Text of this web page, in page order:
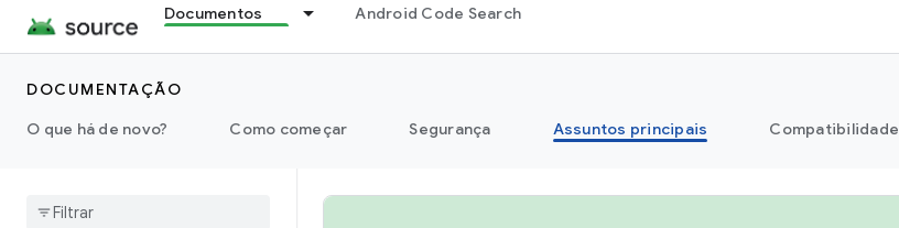
Documentos Android Code Search
DOCUMENTAÇÃO
O que há de novo?
Como começar Segurança Assuntos principais Compatibilidade